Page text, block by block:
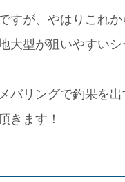
すが、やはりこれ
大型が狙いやすいシ
バリングで釣果を
きます！